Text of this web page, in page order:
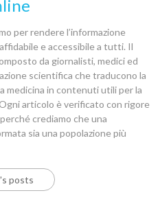
per rendere l’informazione
e accessibile a tutti. Il
da giornalisti, medici ed
scientifica che traducono la
medicina in contenuti utili per la
articolo è verificato con rigore
crediamo che una
sia una popolazione più
posts